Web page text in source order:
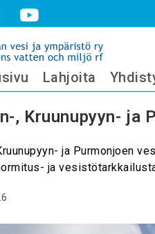
Lahjoita
, Kruunupyyn- ja
ja Purmonjoen
ja